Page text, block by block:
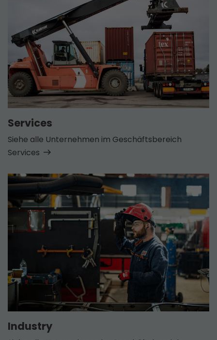
Services
Siehe alle Unternehmen im Geschäfts­bereich
Services
Industry